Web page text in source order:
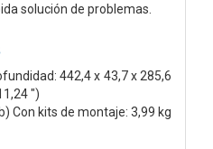
solución de problemas.
442,4 x 43,7 x 285,6
")
Con kits de montaje: 3,99 kg